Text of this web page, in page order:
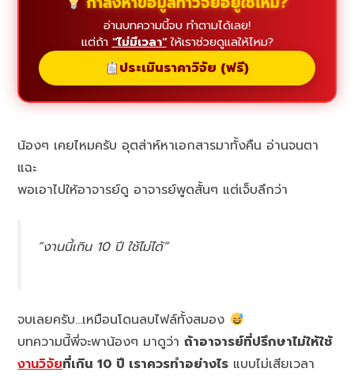
อ่านบทความนี้จบ ทำตามได้เลย!
แต่ถ้า "ไม่มีเวลา"ให้เราช่วยดูแลให้ไหม?
ประเมินราคาวิจัย (ฟรี)
น้องๆ เคยไหมครับ อุตส่าห์หาเอกสารมาทั้งคืน อ่านจนตา
แฉะ
พอเอาไปให้อาจารย์ดู อาจารย์พูดสั้นๆ แต่เจ็บลึกว่า
“งานนี้เกิน 10 ปี ใช้ไม่ได้”
จบเลยครับ…เหมือนโดนลบไฟล์ทั้งสมอง
บทความนี้พี่จะพาน้องๆ มาดูว่าถ้าอาจารย์ที่ปรึกษาไม่ให้ใช้
งานวิจัยที่เกิน 10 ปี เราควรทำอย่างไร แบบไม่เสียเวลา